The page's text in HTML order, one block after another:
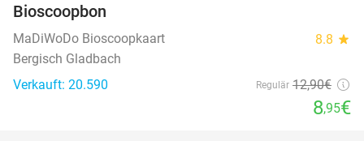
Bioscoopbon
MaDiWoDo Bioscoopkaart 8.8 star
Bergisch Gladbach
Verkauft: 20.590
Regulär 12,90€
8,95€